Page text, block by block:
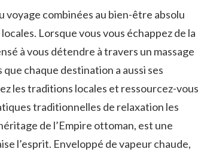
voyage ⁤combinées⁢ au bien-être ‍absolu
Lorsque⁣ vous vous échappez de la
à vous⁢ détendre à‍ travers un massage
chaque destination a aussi ses
les traditions locales et ⁢ressourcez-vous⁣
traditionnelles⁤ de relaxation les
‍de l’Empire ottoman, est une
l’esprit. ⁤Enveloppé de ⁣vapeur chaude,